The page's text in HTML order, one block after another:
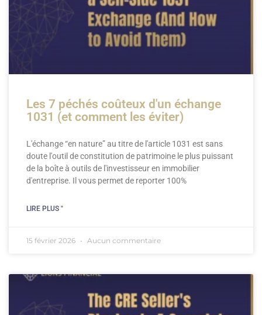
Les 7 péchés coûteux d'un échange
1031 (et comment les éviter)
L'échange “en nature” au titre de l'article 1031 est sans
doute l'outil de constitution de patrimoine le plus puissant
de la boîte à outils de l'investisseur en immobilier
d'entreprise. Il vous permet de reporter 100%
LIRE PLUS "
15 février 2026 Aucun commentaire